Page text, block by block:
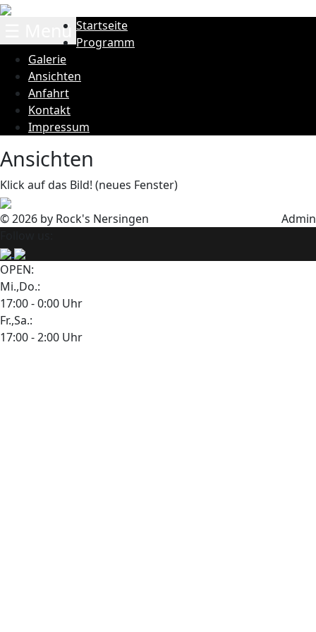
☰ Menü Startseite
Programm
Galerie
Ansichten
Anfahrt
Kontakt
Impressum
Ansichten
Klick auf das Bild! (neues Fenster)
© 2026 by Rock's Nersingen
Admin
OPEN:
Mi.,Do.:
17:00 - 0:00 Uhr
Fr.,Sa.:
17:00 - 2:00 Uhr